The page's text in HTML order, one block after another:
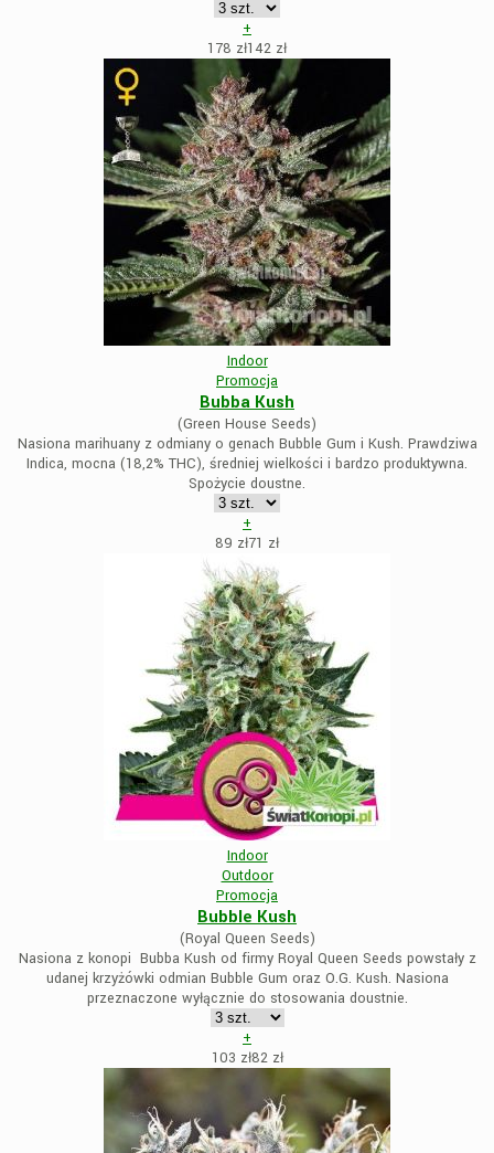
+
178 zł142 zł
Indoor
Promocja
Bubba Kush
(Green House Seeds)
Nasiona marihuany z odmiany o genach Bubble Gum i Kush. Prawdziwa
Indica, mocna (18,2% THC), średniej wielkości i bardzo produktywna.
Spożycie doustne.
+
89 zł71 zł
Indoor
Outdoor
Promocja
Bubble Kush
(Royal Queen Seeds)
Nasiona z konopi Bubba Kush od firmy Royal Queen Seeds powstały z
udanej krzyżówki odmian Bubble Gum oraz O.G. Kush. Nasiona
przeznaczone wyłącznie do stosowania doustnie.
+
103 zł82zł